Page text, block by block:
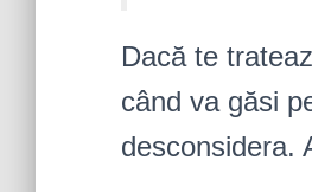
Dacă te
când va găsi
desconsidera.